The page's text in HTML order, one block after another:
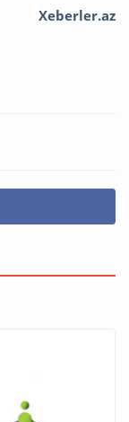
Xeberler.az